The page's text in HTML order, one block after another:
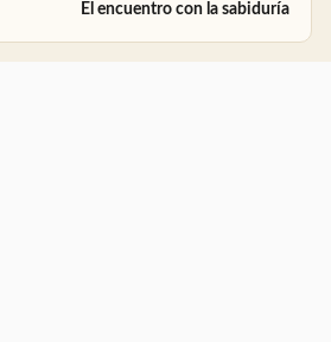
El encuentro con la sabiduría